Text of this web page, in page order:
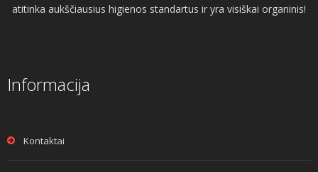
atitinka aukščiausius higienos standartus ir yra visiškai organinis!
Informacija
Kontaktai